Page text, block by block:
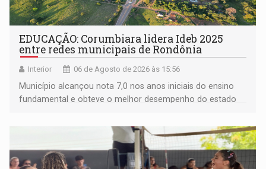
EDUCAÇÃO: Corumbiara lidera Ideb 2025
entre redes municipais de Rondônia
Interior 06 de Agosto de 2026 às 15:56
Município alcançou nota 7,0 nos anos iniciais do ensino
fundamental e obteve o melhor desempenho do estado